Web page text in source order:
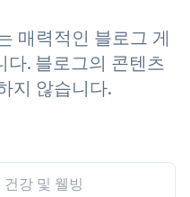
매력적인 블로그 게
다. 블로그의 콘텐츠
지 않습니다.